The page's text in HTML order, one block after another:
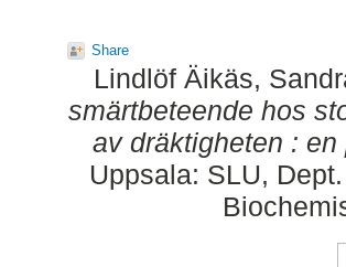
Share
Lindlöf Äikäs,
smärtbeteende hos
av dräktigheten :
Uppsala: SLU,